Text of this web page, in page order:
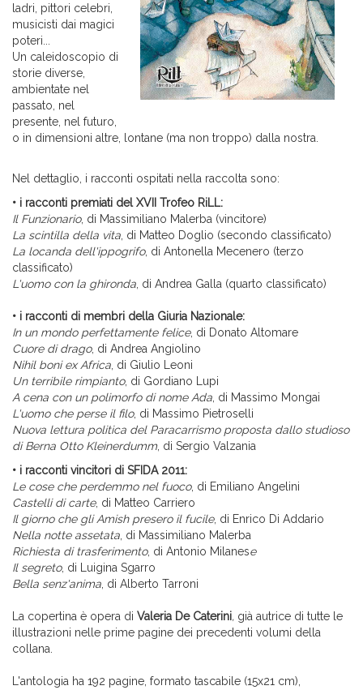
ladri, pittori celebri,
musicisti dai magici
poteri...
Un caleidoscopio di
storie diverse,
ambientate nel
passato, nel
presente, nel futuro,
o in dimensioni altre, lontane (ma non troppo) dalla nostra.
Nel dettaglio, i racconti ospitati nella raccolta sono:
• i racconti premiati del XVII Trofeo RiLL:
Il Funzionario, di Massimiliano Malerba (vincitore)
La scintilla della vita , di Matteo Doglio (secondo classificato)
La locanda dell'ippogrifo, di Antonella Mecenero (terzo
classificato)
L'uomo con la ghironda , di Andrea Galla (quarto classificato)
• i racconti di membri della Giuria Nazionale:
In un mondo perfettamente felice, di Donato Altomare
Cuore di drago, di Andrea Angiolino
Nihil boni ex Africa , di Giulio Leoni
Un terribile rimpianto, di Gordiano Lupi
A cena con un polimorfo di nome Ada , di Massimo Mongai
L'uomo che perse il filo, di Massimo Pietroselli
Nuova lettura politica del Paracarrismo proposta dallo studioso
di Berna Otto Kleinerdumm, di Sergio Valzania
• i racconti vincitori di SFIDA 2011:
Le cose che perdemmo nel fuoco, di Emiliano Angelini
Castelli di carte, di Matteo Carriero
Il giorno che gli Amish presero il fucile, di Enrico Di Addario
Nella notte assetata , di Massimiliano Malerba
Richiesta di trasferimento, di Antonio Milanese
Il segreto, di Luigina Sgarro
Bella senz'anima , di Alberto Tarroni
La copertina è opera di Valeria De Caterini, già autrice di tutte le
illustrazioni nelle prime pagine dei precedenti volumi della
collana.
L'antologia ha 192 pagine, formato tascabile (15x21 cm),